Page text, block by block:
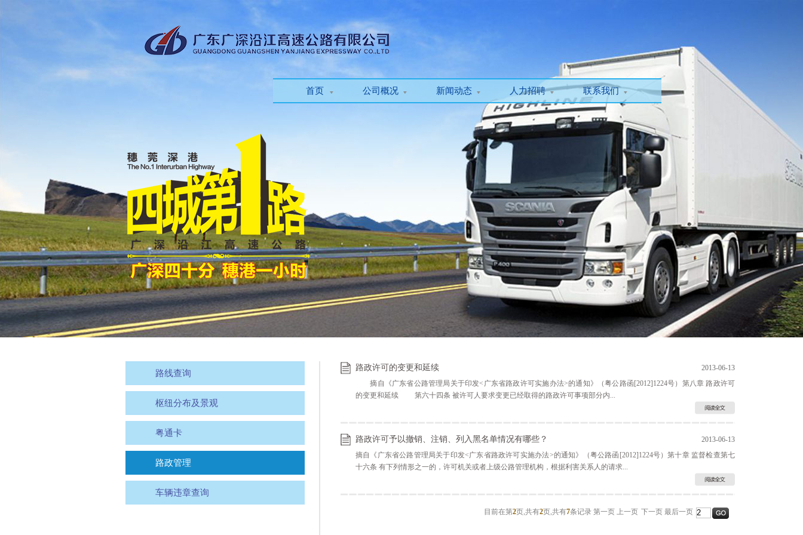
首页 公司概况 新闻动态 人力招聘 联系我们
路线查询
枢纽分布及景观
粤通卡
路政管理
车辆违章查询
2013-06-13
路政许可的变更和延续
摘自《广东省公路管理局关于印发<广东省路政许可实施办法>的通知》（粤公路函[2012]1224号）第八章 路政许可
的变更和延续 第六十四条 被许可人要求变更已经取得的路政许可事项部分内...
2013-06-13
路政许可予以撤销、注销、列入黑名单情况有哪些？
摘自《广东省公路管理局关于印发<广东省路政许可实施办法>的通知》（粤公路函[2012]1224号）第十章 监督检查第七
十六条 有下列情形之一的，许可机关或者上级公路管理机构，根据利害关系人的请求...
目前在第2页,共有2页,共有7条记录 第一页 上一页 下一页 最后一页